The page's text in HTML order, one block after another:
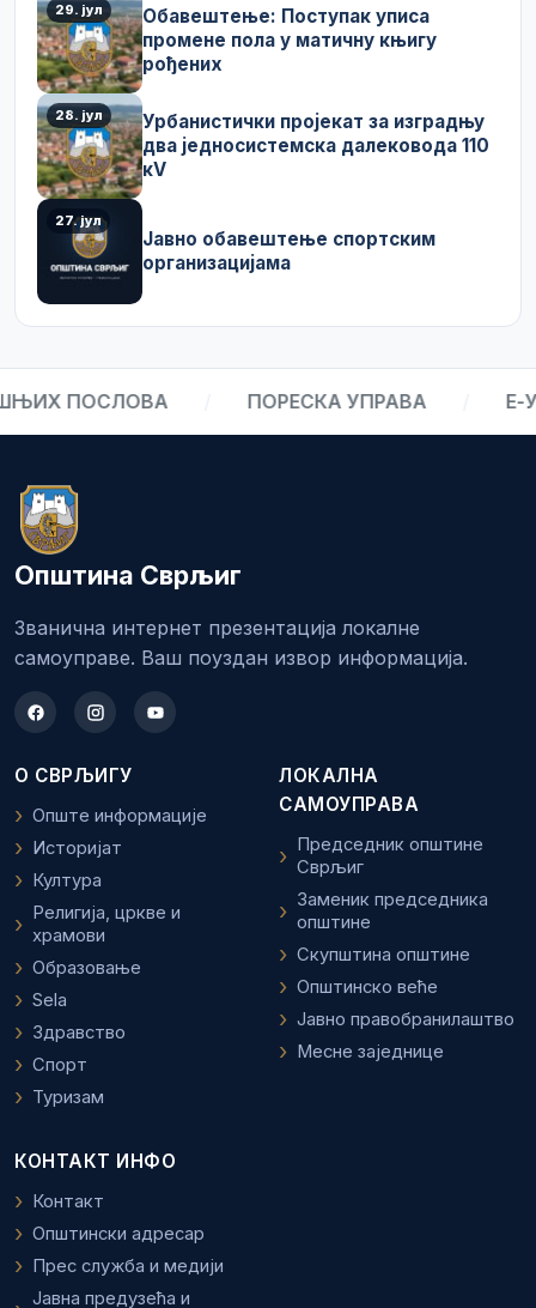
29. јул
Обавештење: Поступак уписа
промене пола у матичну књигу
рођених
28. јул
Урбанистички пројекат за изградњу
два једносистемска далековода 110
кV
27. јул
Јавно обавештење спортским
организацијама
ПОСЛОВА ПОРЕСКА УПРАВА Е-
Општина Сврљиг
Званична интернет презентација локалне
самоуправе. Ваш поуздан извор информација.
О СВРЉИГУ
Опште информације
Историјат
Култура
Религија, цркве и
храмови
Образовање
Sela
Здравство
Спорт
Туризам
ЛОКАЛНА
САМОУПРАВА
Председник општине
Сврљиг
Заменик председника
општине
Скупштина општине
Општинско веће
Јавно правобранилаштво
Месне заједнице
КОНТАКТ ИНФО
Контакт
Општински адресар
Прес служба и медији
Јавна предузећа и